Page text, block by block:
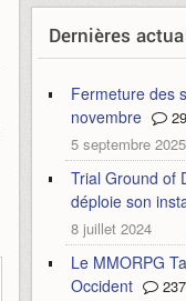
Dernières
Fermeture des
novembre
29
5 septembre 2025
Trial Ground of
déploie son
8 juillet 2024
Le MMORPG
Occident
237